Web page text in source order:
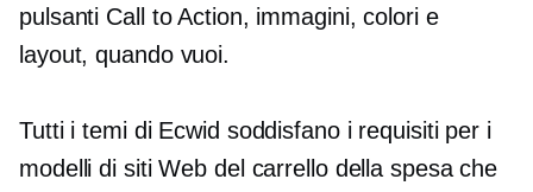
pulsanti Call to Action, immagini, colori e
layout, quando vuoi.
Tutti i temi di Ecwid soddisfano i requisiti per i
modelli di siti Web del carrello della spesa che